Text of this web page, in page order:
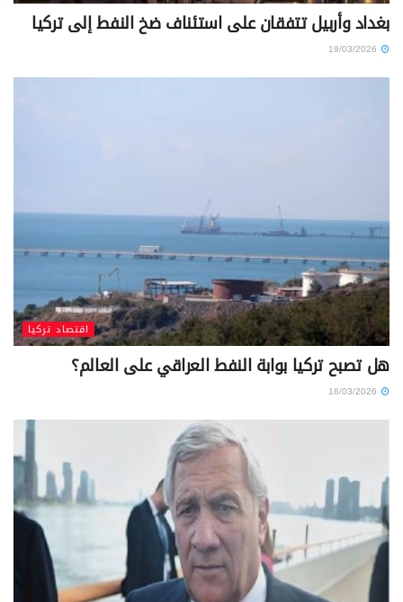
بغداد وأربيل تتفقان على استئناف ضخ النفط إلى تركيا
اقتصاد تركيا
هل تصبح تركيا بوابة النفط العراقي على العالم؟